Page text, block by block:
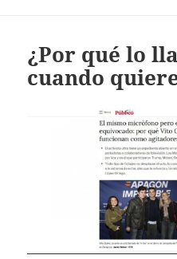
¿Por qué lo
cuando